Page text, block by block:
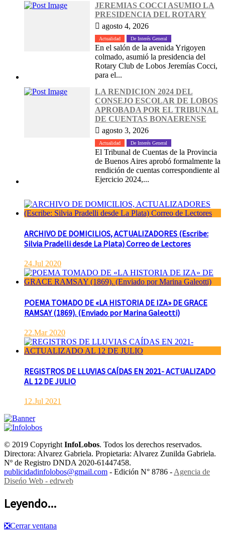
JEREMIAS COCCI ASUMIO LA
PRESIDENCIA DEL ROTARY
agosto 4, 2026
Actualidad De Interés General
En el salón de la avenida Yrigoyen
colmado, asumió la presidencia del
Rotary Club de Lobos Jeremías Cocci,
para el...
LA RENDICION 2024 DEL
CONSEJO ESCOLAR DE LOBOS
APROBADA POR EL TRIBUNAL
DE CUENTAS BONAERENSE
agosto 3, 2026
Actualidad De Interés General
El Tribunal de Cuentas de la Provincia
de Buenos Aires aprobó formalmente la
rendición de cuentas correspondiente al
Ejercicio 2024,...
ARCHIVO DE DOMICILIOS, ACTUALIZADORES (Escribe:
Silvia Pradelli desde La Plata) Correo de Lectores
24.Jul 2020
POEMA TOMADO DE «LA HISTORIA DE IZA» DE GRACE
RAMSAY (1869). (Enviado por Marina Galeotti)
22.Mar 2020
REGISTROS DE LLUVIAS CAÍDAS EN 2021- ACTUALIZADO
AL 12 DE JULIO
12.Jul 2021
© 2019 CopyrightInfoLobos. Todos los derechos reservados.
Directora: Alvarez Gabriela. Propietaria: Alvarez Zunilda Gabriela.
Nº de Registro DNDA 2020-61447458.
publicidadinfolobos@gmail.com - Edición N° 8786 -Agencia de
Diseńo Web - edrweb
Leyendo...
❎Cerrar ventana